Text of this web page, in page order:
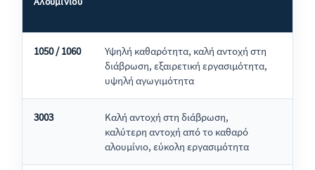
1050 / 1060
Υψηλή καθαρότητα, καλή αντοχή στη
διάβρωση, εξαιρετική εργασιμότητα,
υψηλή αγωγιμότητα
3003
Καλή αντοχή στη διάβρωση,
καλύτερη αντοχή από το καθαρό
αλουμίνιο, εύκολη εργασιμότητα